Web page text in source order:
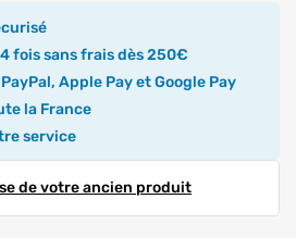
fois sans frais dès 250€
Apple Pay et Google Pay
la France
service
de votre ancien produit